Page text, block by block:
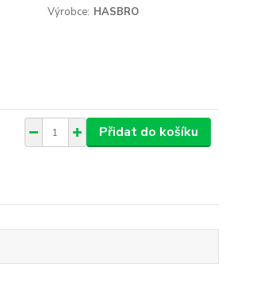
Výrobce: HASBRO
Přidat do košíku